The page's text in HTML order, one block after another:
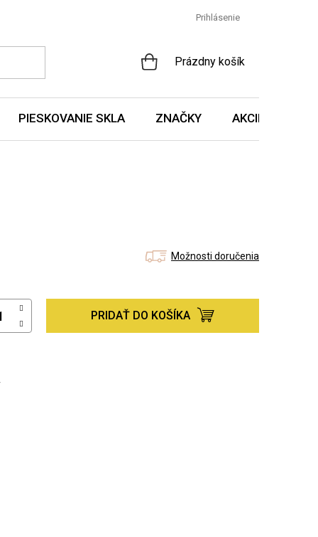
Prihlásenie
NÁKUPNÝ
Prázdny košík
PIESKOVANIE SKLA ZNAČKY AKCIE A
Možnosti doručenia
PRIDAŤ DO KOŠÍKA